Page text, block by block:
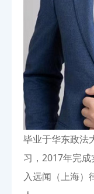
毕业于华东政法
习，2017年完
入远闻（上海）